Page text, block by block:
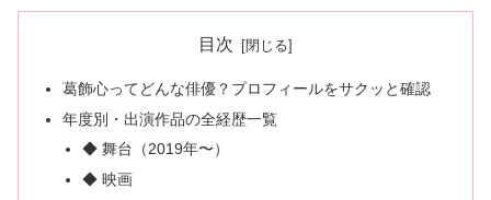
目次
葛飾心ってどんな俳優？プロフィールをサクッと確認
年度別・出演作品の全経歴一覧
◆ 舞台（2019年〜）
◆ 映画